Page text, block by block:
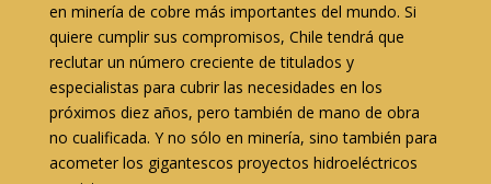
en minería de cobre más importantes del mundo. Si
quiere cumplir sus compromisos, Chile tendrá que
reclutar un número creciente de titulados y
especialistas para cubrir las necesidades en los
próximos diez años, pero también de mano de obra
no cualificada. Y no sólo en minería, sino también para
acometer los gigantescos proyectos hidroeléctricos